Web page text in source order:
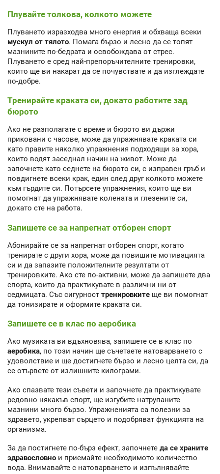
Плувайте толкова, колкото можете
Плуването изразходва много енергия и обхваща всеки
мускул от тялото. Помага бързо и лесно да се топят
мазнините по-бедрата и освобождава от стрес.
Плуването е сред най-препоръчителните тренировки,
които ще ви накарат да се почувствате и да изглеждате
по-добре.
Тренирайте краката си, докато работите зад
бюрото
Ако не разполагате с време и бюрото ви държи
приковани с часове, може да упражнявате краката си
като правите няколко упражнения подходящи за хора,
които водят заседнал начин на живот. Може да
започнете като седнете на бюрото си, с изправен гръб и
повдигнете всеки крак, един след друг колкото можете
към гърдите си. Потърсете упражнения, които ще ви
помогнат да упражнявате колената и глезените си,
докато сте на работа.
Запишете се за напрегнат отборен спорт
Абонирайте се за напрегнат отборен спорт, когато
тренирате с други хора, може да повишите мотивацията
си и да запазите положителните резултати от
тренировките. Ако сте по-активни, може да запишете два
спорта, които да практикувате в различни ни от
седмицата. Със сигурност тренировките ще ви помогнат
да тонизирате и оформите краката си.
Запишете се в клас по аеробика
Ако музиката ви вдъхновява, запишете се в клас по
аеробика, по този начин ще съчетаете натоварването с
удоволствие и ще достигнете бързо и лесно целта си, да
се отървете от излишните килограми.
Ако спазвате тези съвети и започнете да практикувате
редовно някакъв спорт, ще изгубите натрупаните
мазнини много бързо. Упражненията са полезни за
здравето, укрепват сърцето и подобряват функцията на
организма.
За да постигнете по-бърз ефект, започнете да се храните
здравословно и приемайте необходимото количество
вода. Внимавайте с натоварването и изпълнявайте